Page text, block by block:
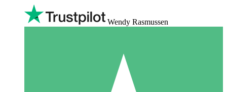
Wendy Rasmussen